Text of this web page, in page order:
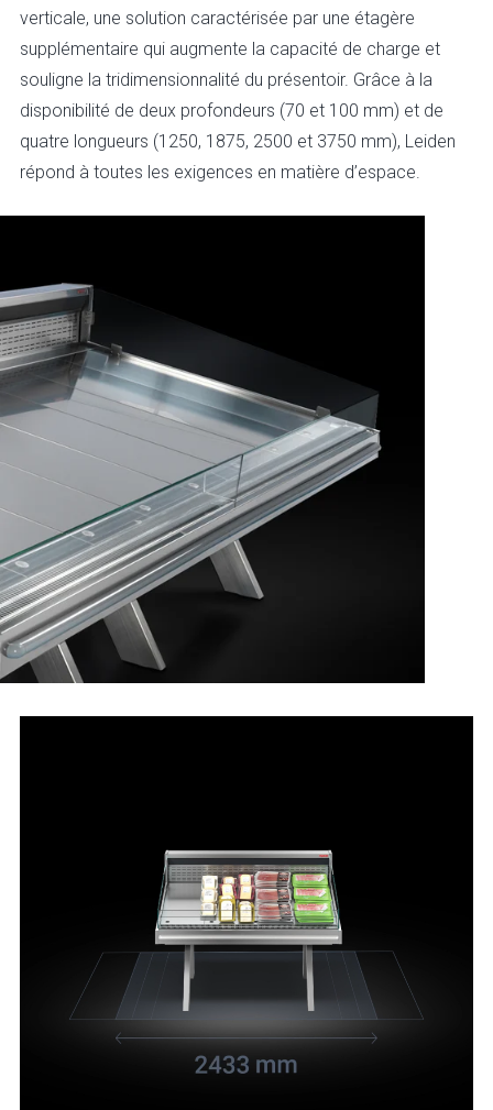
verticale, une solution caractérisée par une étagère
supplémentaire qui augmente la capacité de charge et
souligne la tridimensionnalité du présentoir. Grâce à la
disponibilité de deux profondeurs (70 et 100 mm) et de
quatre longueurs (1250, 1875, 2500 et 3750 mm), Leiden
répond à toutes les exigences en matière d’espace.